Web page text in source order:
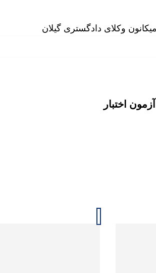
کانون وکلای دادگستری گیلان
اختبار